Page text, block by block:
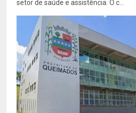
setor de saúde e assistência. O c...